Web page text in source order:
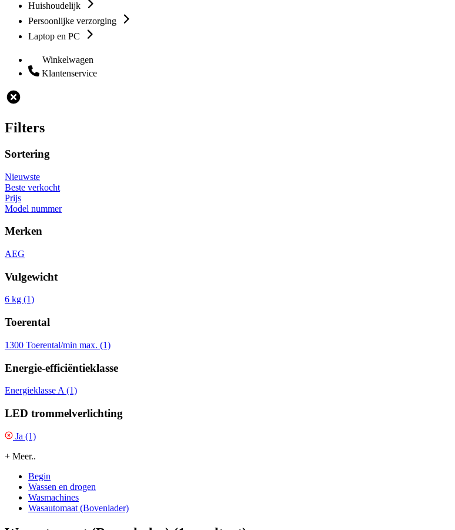
Huishoudelijk
Persoonlijke verzorging
Laptop en PC
Winkelwagen
Klantenservice
Filters
Sortering
Nieuwste
Beste verkocht
Prijs
Model nummer
Merken
AEG
Vulgewicht
6 kg (1)
Toerental
1300 Toerental/min max. (1)
Energie-efficiëntieklasse
Energieklasse A (1)
LED trommelverlichting
Ja (1)
+ Meer..
Begin
Wassen en drogen
Wasmachines
Wasautomaat (Bovenlader)